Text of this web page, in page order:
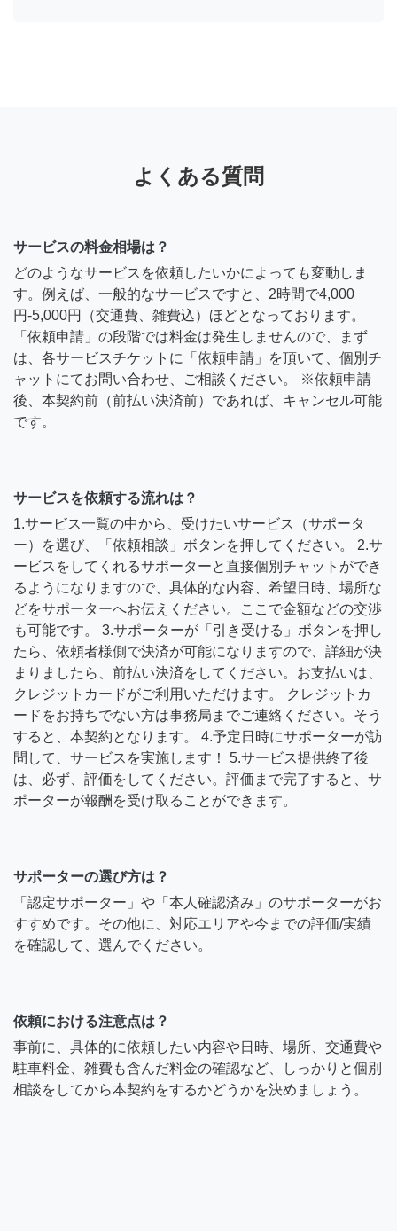
よくある質問
サービスの料金相場は？
どのようなサービスを依頼したいかによっても変動しま
す。例えば、一般的なサービスですと、2時間で4,000
円-5,000円（交通費、雑費込）ほどとなっております。
「依頼申請」の段階では料金は発生しませんので、まず
は、各サービスチケットに「依頼申請」を頂いて、個別チ
ャットにてお問い合わせ、ご相談ください。 ※依頼申請
後、本契約前（前払い決済前）であれば、キャンセル可能
です。
サービスを依頼する流れは？
1.サービス一覧の中から、受けたいサービス（サポータ
ー）を選び、「依頼相談」ボタンを押してください。 2.サ
ービスをしてくれるサポーターと直接個別チャットができ
るようになりますので、具体的な内容、希望日時、場所な
どをサポーターへお伝えください。ここで金額などの交渉
も可能です。 3.サポーターが「引き受ける」ボタンを押し
たら、依頼者様側で決済が可能になりますので、詳細が決
まりましたら、前払い決済をしてください。お支払いは、
クレジットカードがご利用いただけます。 クレジットカ
ードをお持ちでない方は事務局までご連絡ください。そう
すると、本契約となります。 4.予定日時にサポーターが訪
問して、サービスを実施します！ 5.サービス提供終了後
は、必ず、評価をしてください。評価まで完了すると、サ
ポーターが報酬を受け取ることができます。
サポーターの選び方は？
「認定サポーター」や「本人確認済み」のサポーターがお
すすめです。その他に、対応エリアや今までの評価/実績
を確認して、選んでください。
依頼における注意点は？
事前に、具体的に依頼したい内容や日時、場所、交通費や
駐車料金、雑費も含んだ料金の確認など、しっかりと個別
相談をしてから本契約をするかどうかを決めましょう。